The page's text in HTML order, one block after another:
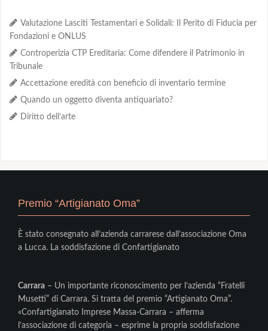
Valutazione Lasciti Testamentari e Solidali: Il Perito di Fiducia per
Fondazioni e ONLUS
Controperizia CTP Ereditaria: Come difendere il Patrimonio in
Tribunale
Accettazione eredità con beneficio di inventario termine
Quando un oggetto diventa antiquariato?
Diritto dell’arte
Premio “Artigianato Oma”
È stato consegnato all’azienda carrarese dall’associazione Oma
a Lucca. La soddisfazione di Confartigianato
Carrara – Un importante riconoscimento per l’azienda “Fratelli
Musetti” di Carrara. Si tratta del premio “Artigianato Oma”.
«Confartigianato Imprese Massa-Carrara – afferma
l’associazione di categoria – esprime la propria soddisfazione